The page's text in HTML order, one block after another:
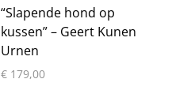
“Slapende hond op
kussen” – Geert Kunen
Urnen
€ 179,00